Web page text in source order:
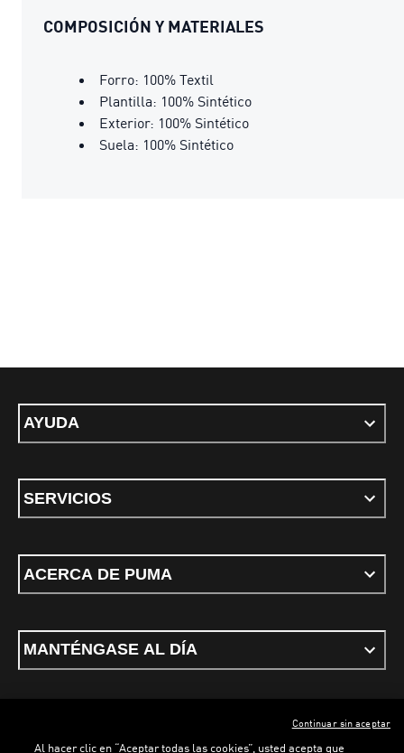
COMPOSICIÓN Y MATERIALES
Forro: 100% Textil
Plantilla: 100% Sintético
Exterior: 100% Sintético
Suela: 100% Sintético
AYUDA
SERVICIOS
ACERCA DE PUMA
MANTÉNGASE AL DÍA
ESPAÑOL
Al hacer clic en “Aceptar todas las cookies”, usted acepta que
Continuar sin aceptar